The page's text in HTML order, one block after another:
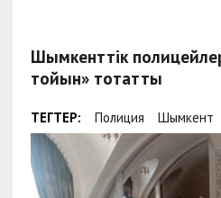
Шымкенттік
тойын» тоқтатты
ТЕГТЕР: Полиция Шымкент